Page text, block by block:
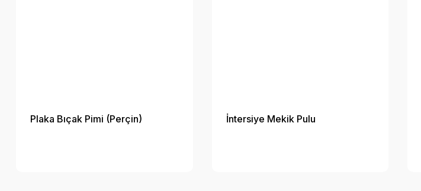
Plaka Bıçak Pimi (Perçin) İntersiye Mekik Pulu